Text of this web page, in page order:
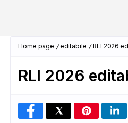
Home page editabile RLI 2026
RLI 2026